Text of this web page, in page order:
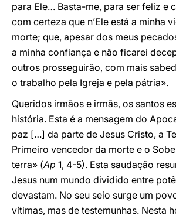
para Ele… Basta-me, para ser feliz e
com certeza que n’Ele está a minha
morte; que, apesar dos meus
a minha confiança e não ficarei
outros prosseguirão, com mais
o trabalho pela Igreja e pela pátria».
Queridos irmãos e irmãs, os santos
história. Esta é a mensagem do
paz […] da parte de Jesus Cristo, a
Primeiro vencedor da morte e o
terra» (Ap 1, 4-5). Esta saudação
Jesus num mundo dividido entre
devastam. No seu seio surge um
vítimas, mas de testemunhas. Nesta